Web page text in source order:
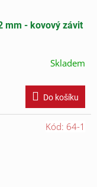
mm - kovový závit
Skladem
Do košíku
Kód: 64-1